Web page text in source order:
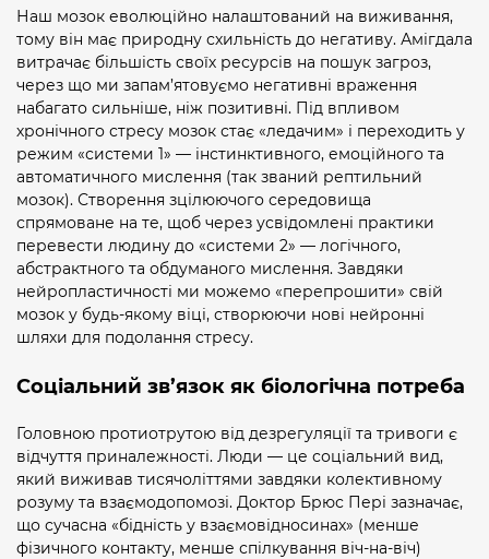
Наш мозок еволюційно налаштований на виживання,
тому він має природну схильність до негативу. Амігдала
витрачає більшість своїх ресурсів на пошук загроз,
через що ми запам’ятовуємо негативні враження
набагато сильніше, ніж позитивні. Під впливом
хронічного стресу мозок стає «ледачим» і переходить у
режим «системи 1» — інстинктивного, емоційного та
автоматичного мислення (так званий рептильний
мозок). Створення зцілюючого середовища
спрямоване на те, щоб через усвідомлені практики
перевести людину до «системи 2» — логічного,
абстрактного та обдуманого мислення. Завдяки
нейропластичності ми можемо «перепрошити» свій
мозок у будь-якому віці, створюючи нові нейронні
шляхи для подолання стресу.
Соціальний зв’язок як біологічна потреба
Головною протиотрутою від дезрегуляції та тривоги є
відчуття приналежності. Люди — це соціальний вид,
який виживав тисячоліттями завдяки колективному
розуму та взаємодопомозі. Доктор Брюс Пері зазначає,
що сучасна «бідність у взаємовідносинах» (менше
фізичного контакту, менше спілкування віч-на-віч)